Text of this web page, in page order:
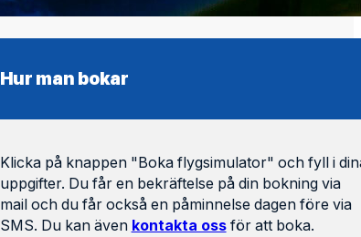
Hur man bokar
Klicka på knappen "Boka flygsimulator" och fyll i
uppgifter. Du får en bekräftelse på din bokning via
mail och du får också en påminnelse dagen före via
SMS. Du kan även kontakta ossför att boka.